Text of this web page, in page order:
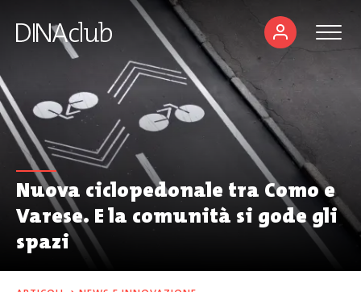
Nuova ciclopedonale tra Como e
Varese. E la comunità si gode gli
spazi